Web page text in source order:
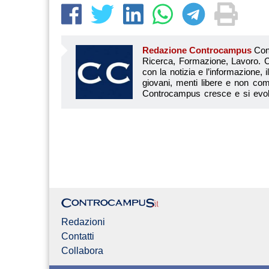
Redazione Controcampus Controcampus è Il magazine più letto dai giovani su: Scuola, Università, Ricerca, Formazione, Lavoro. Controcampus nasce nell’ottobre 2001 con la missione di affiancare con la notizia e l’informazione, il mondo dell’istruzione e dell’università. Il suo cuore pulsante sono i giovani, menti libere e non compromesse da nessun interesse di parte. Il progetto è ambizioso e Controcampus cresce e si evolve arricchendo il proprio staff con nuovi giovani vogliosi di
Redazioni
Contatti
Collabora